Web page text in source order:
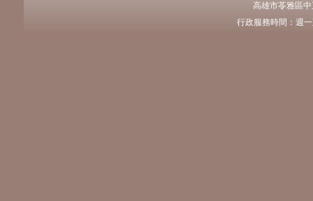
高雄市苓雅區
行政服務時間：週